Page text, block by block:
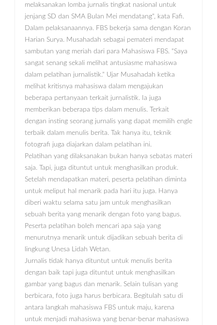
melaksanakan lomba jurnalis tingkat nasional untuk
jenjang SD dan SMA Bulan Mei mendatang", kata Fafi.
Dalam pelaksanaannya. FBS bekerja sama dengan Koran
Harian Surya. Musahadah sebagai pemateri mendapat
sambutan yang meriah dari para Mahasiswa FBS. "Saya
sangat senang sekali melihat antusiasme mahasiswa
dalam pelatihan jurnalistik." Ujar Musahadah ketika
melihat kritisnya mahasiswa dalam mengajukan
beberapa pertanyaan terkait jurnalistik. Ia juga
memberikan beberapa tips dalam menulis. Terkait
dengan insting seorang jurnalis yang dapat memilih engle
terbaik dalam menulis berita. Tak hanya itu, teknik
fotografi juga diajarkan dalam pelatihan ini.
Pelatihan yang dilaksanakan bukan hanya sebatas materi
saja. Tapi, juga dituntut untuk menghasilkan produk.
Setelah mendapatkan materi, peserta pelatihan diminta
untuk meliput hal menarik pada hari itu juga. Hanya
diberi waktu selama satu jam untuk menghasilkan
sebuah berita yang menarik dengan foto yang bagus.
Peserta pelatihan boleh mencari apa saja yang
menurutnya menarik untuk dijadikan sebuah berita di
lingkung Unesa Lidah Wetan.
Jurnalis tidak hanya dituntut untuk menulis berita
dengan baik tapi juga dituntut untuk menghasilkan
gambar yang bagus dan menarik. Selain tulisan yang
berbicara, foto juga harus berbicara. Begitulah satu di
antara langkah mahasiswa FBS untuk maju, karena
untuk menjadi mahasiswa yang benar-benar mahasiswa